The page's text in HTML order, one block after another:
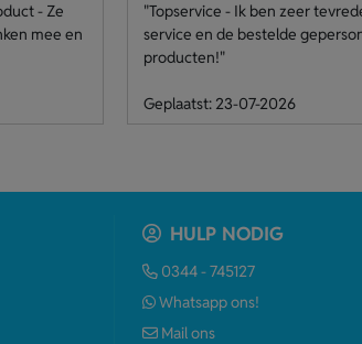
- Ze
mee en
"Topservice - Ik ben zeer
service en de bestelde
producten!"
Geplaatst: 23-07-2026
HULP NODIG
0344 - 745127
Whatsapp ons!
Mail ons